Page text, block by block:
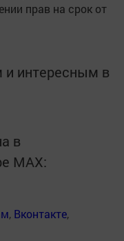
прав на срок от
интересным в
в
MАХ:
, Вконтакте,